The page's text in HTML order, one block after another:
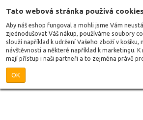
Tato webová stránka používá cookies
Aby náš eshop fungoval a mohli jsme Vám
zjednodušovat Váš nákup, používáme soubory
slouží například k udržení Vašeho zboží v košíku,
návštěvnosti a některé například k marketingu.
mají přístup i naši partneři a to zejména právě
OK